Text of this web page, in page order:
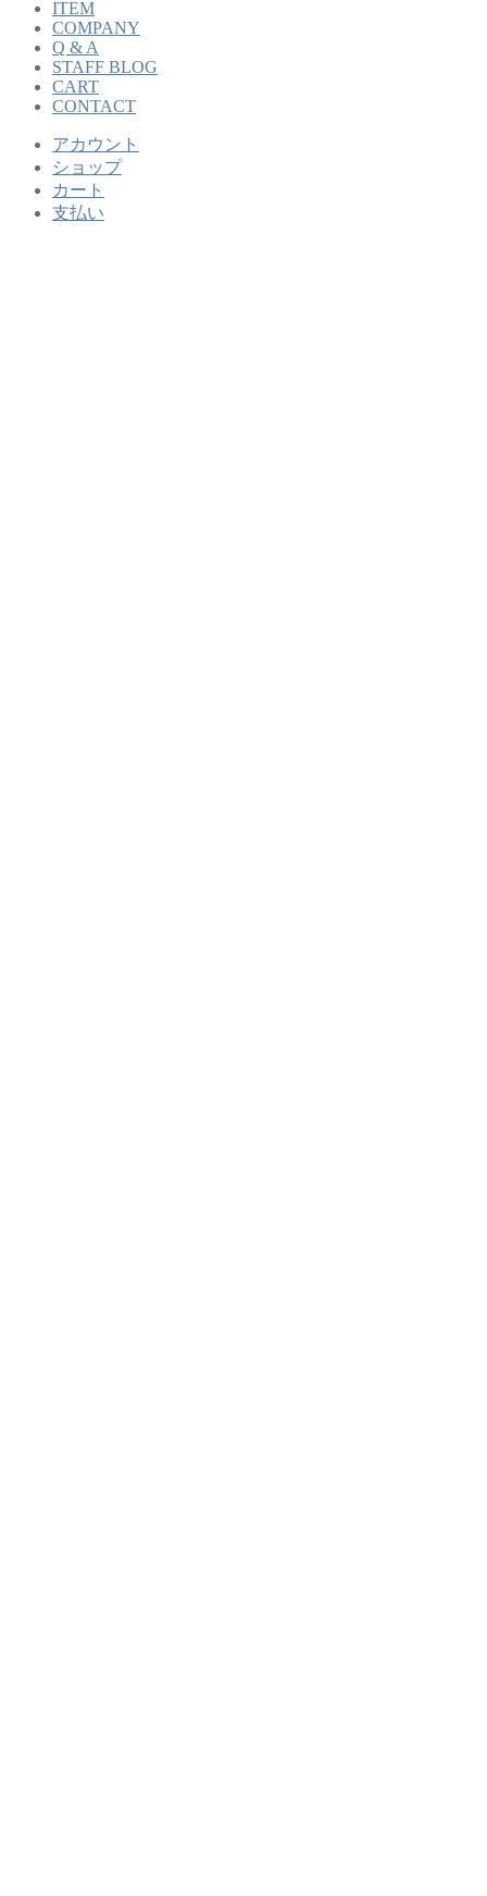
ITEM
COMPANY
Q & A
STAFF BLOG
CART
CONTACT
アカウント
ショップ
カート
支払い